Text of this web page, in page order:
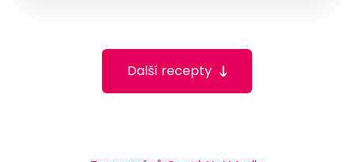
Další recepty